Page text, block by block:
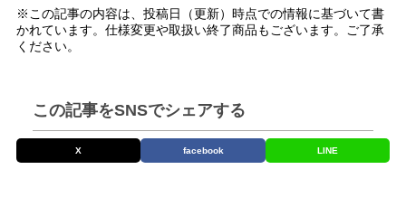
※この記事の内容は、投稿日（更新）時点での情報に基づいて書
かれています。仕様変更や取扱い終了商品もございます。ご了承
ください。
この記事をSNSでシェアする
X facebook LINE